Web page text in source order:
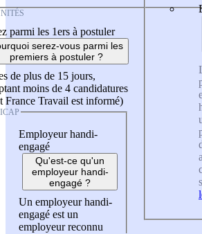
parmi les 1ers à postuler
serez-vous parmi les
premiers à postuler ?
de plus de 15 jours,
moins de 4 candidatures
France Travail est informé)
Employeur handi-
engagé
Qu'est-ce qu'un
employeur handi-
engagé ?
Un employeur handi-
engagé est un
employeur reconnu